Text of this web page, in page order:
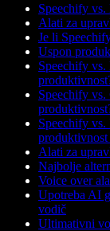
Speechify
Alati za
Je li
Uspon
Speechify
Speechify
Speechify
produktivnost
Alati za
Najbolje
Voice over
Upotreba AI
vodič
Ultimativni